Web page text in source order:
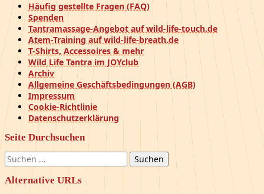
Häufig gestellte Fragen (FAQ)
Spenden
Tantramassage-Angebot auf wild-life-touch.de
Atem-Training auf wild-life-breath.de
T-Shirts, Accessoires & mehr
Wild Life Tantra im JOYclub
Archiv
Allgemeine Geschäftsbedingungen (AGB)
Impressum
Cookie-Richtlinie
Datenschutzerklärung
Seite Durchsuchen
Suchen
nach:
Alternative URLs